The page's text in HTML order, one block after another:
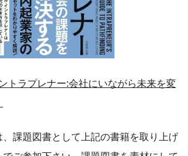
トラプレナー:会社にいながら未来を変
課題図書として上記の書籍を取り上げ